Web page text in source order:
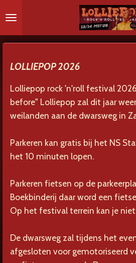
naar
hoofdinhoud
LOLLIEPOP 2026
Lolliepop rock 'n'roll festival
before" Lolliepop zal dit jaar
weilanden aan de dwarsweg in
Parkeren kan gratis bij het NS
het 10 minuten lopen.
Parkeren fietsen op de
Boekbinderij daar word een
Op het festival terrein kan je
De dwarsweg zal tijdens het
afgesloten voor gemotoriseerd